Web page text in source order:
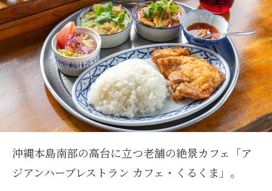
沖縄本島南部の高台に立つ老舗の絶景カフェ「ア
ジアンハーブレストラン カフェ・くるくま」。